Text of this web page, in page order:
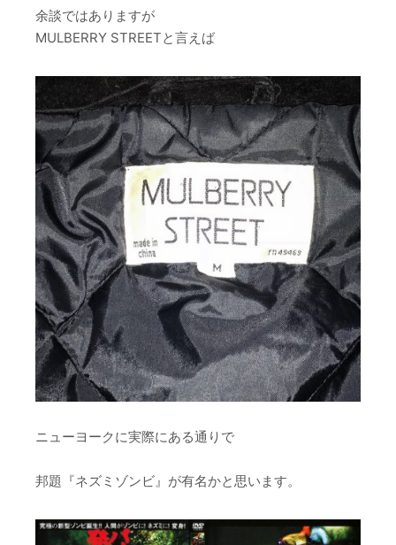
余談ではありますが
MULBERRY STREETと言えば
ニューヨークに実際にある通りで
邦題『ネズミゾンビ』が有名かと思います。